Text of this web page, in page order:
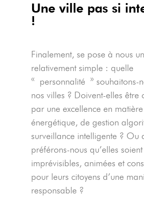
Une ville pas si
!
Finalement, se pose à nous
relativement simple : quelle
« personnalité » souhaitons-
nos villes ? Doivent-elles être
par une excellence en
énergétique, de gestion
surveillance intelligente ? Ou
préférons-nous qu’elles
imprévisibles, animées et
pour leurs citoyens d’une
responsable ?